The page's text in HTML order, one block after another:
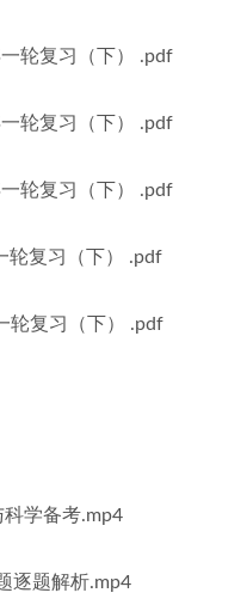
轮复习（下） .pdf
轮复习（下） .pdf
轮复习（下） .pdf
轮复习（下） .pdf
轮复习（下） .pdf
学备考.mp4
逐题解析.mp4